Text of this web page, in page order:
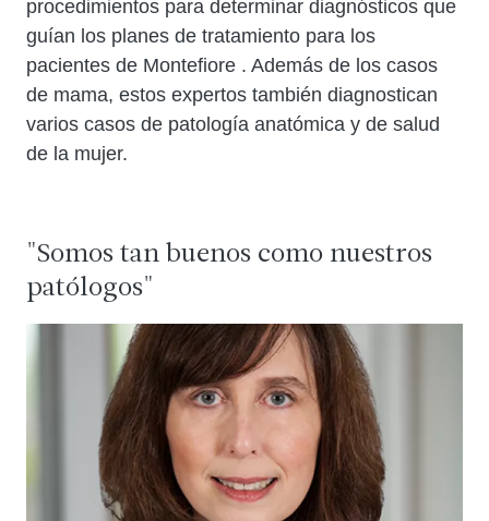
procedimientos para determinar diagnósticos que
guían los planes de tratamiento para los
pacientes de Montefiore . Además de los casos
de mama, estos expertos también diagnostican
varios casos de patología anatómica y de salud
de la mujer.
"Somos tan buenos como nuestros
patólogos"